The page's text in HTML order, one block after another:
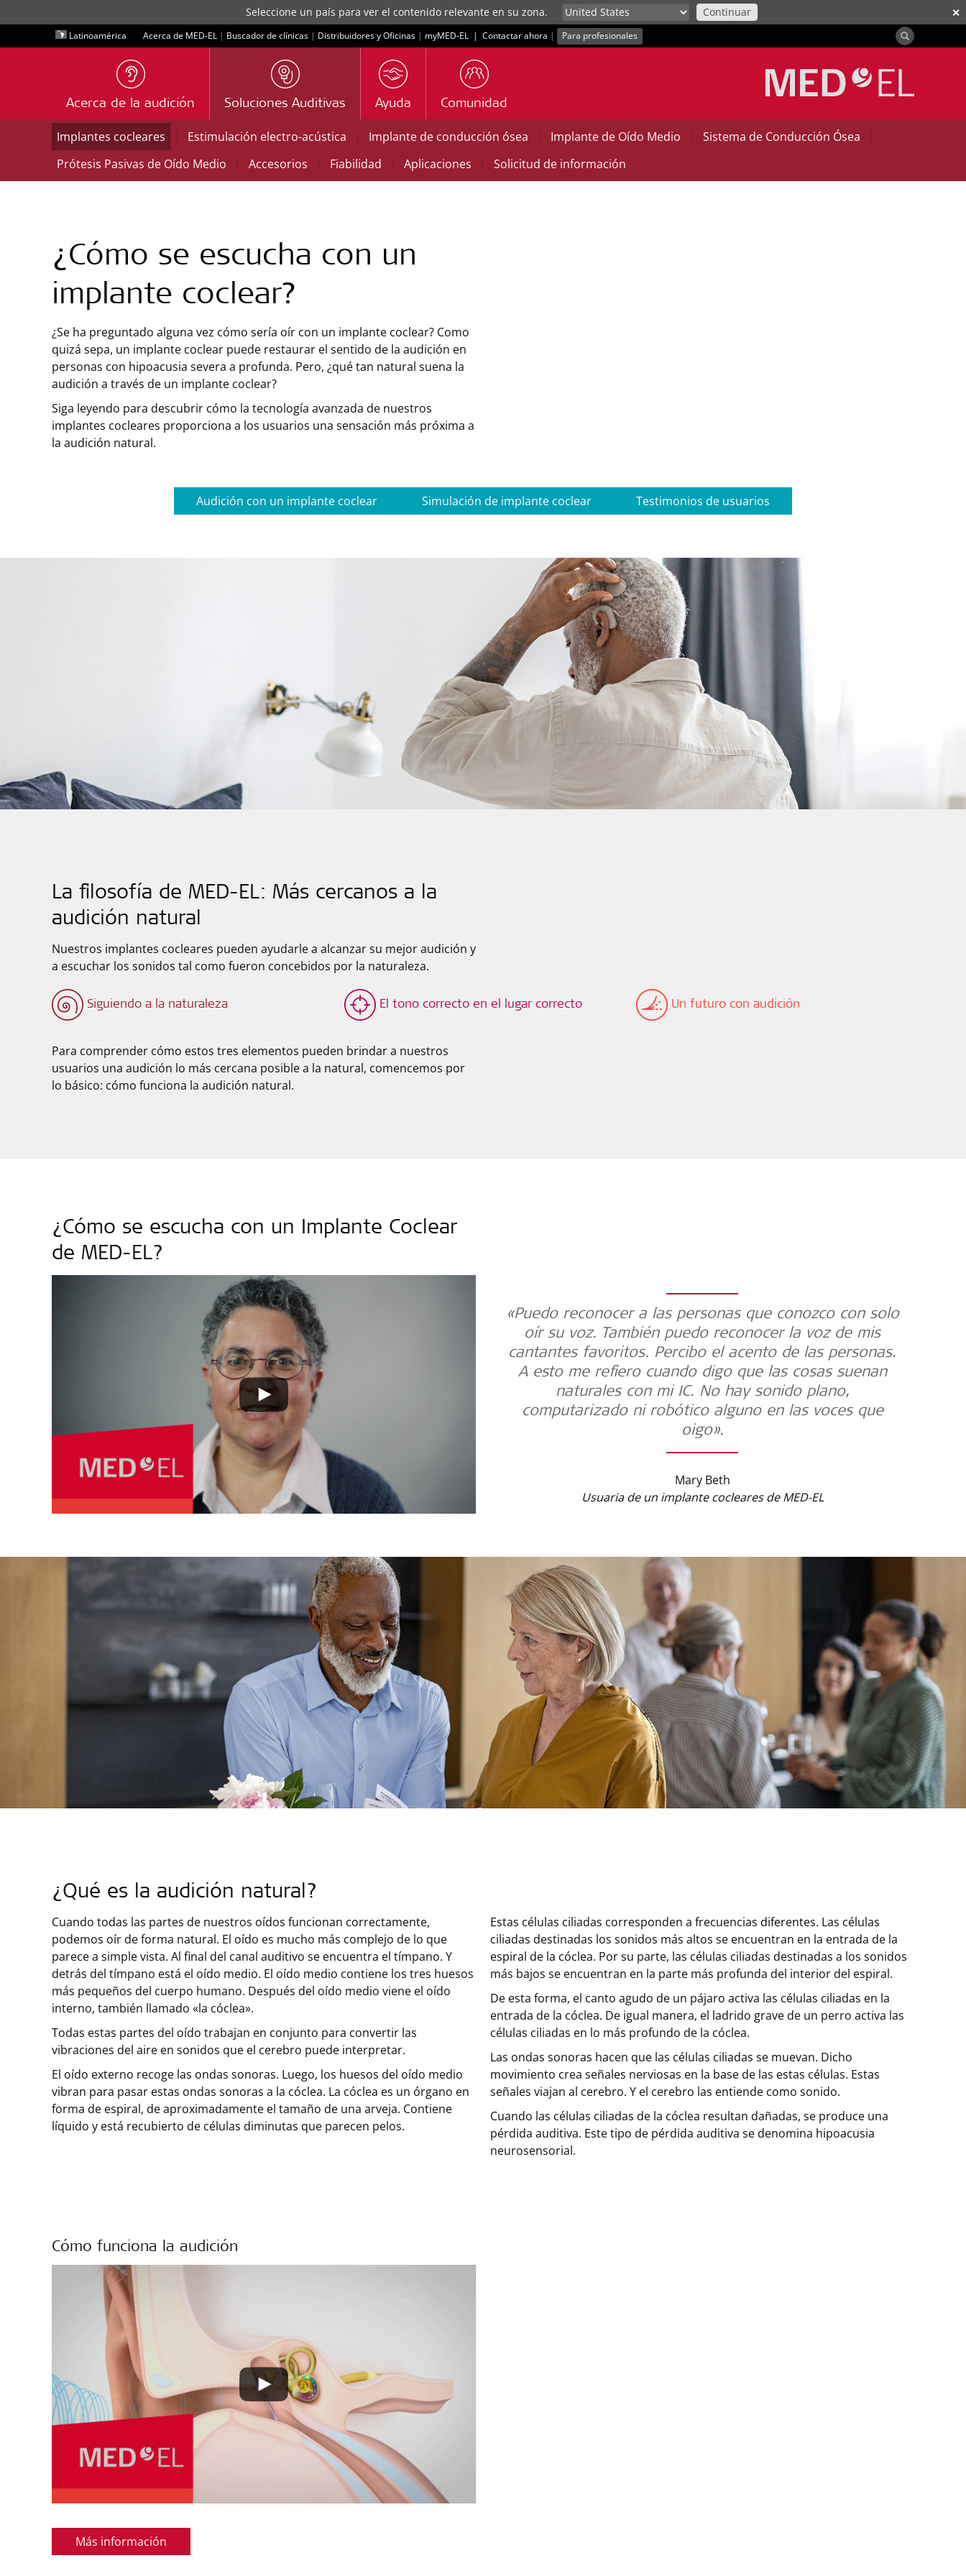
✕
Seleccione un país para ver el contenido relevante en su zona. Continuar
Latinoamérica Acerca de MED-EL | Buscador de clínicas | Distribuidores y Oficinas | myMED‑EL | Contactar ahora | Para profesionales
Acerca de la audición Soluciones Auditivas Ayuda Comunidad
Implantes cocleares | Estimulación electro-acústica | Implante de conducción ósea | Implante de Oído Medio | Sistema de Conducción Ósea
|
Prótesis Pasivas de Oído Medio
| Accesorios | Fiabilidad | Aplicaciones | Solicitud de información
¿Cómo se escucha con un
implante coclear?
¿Se ha preguntado alguna vez cómo sería oír con un implante coclear? Como
quizá sepa, un implante coclear puede restaurar el sentido de la audición en
personas con hipoacusia severa a profunda. Pero, ¿qué tan natural suena la
audición a través de un implante coclear?
Siga leyendo para descubrir cómo la tecnología avanzada de nuestros
implantes cocleares proporciona a los usuarios una sensación más próxima a
la audición natural.
Audición con un implante coclear Simulación de implante coclear Testimonios de usuarios
La filosofía de MED-EL: Más cercanos a la
audición natural
Nuestros implantes cocleares pueden ayudarle a alcanzar su mejor audición y
a escuchar los sonidos tal como fueron concebidos por la naturaleza.
Siguiendo a la naturaleza El tono correcto en el lugar correcto Un futuro con audición
Para comprender cómo estos tres elementos pueden brindar a nuestros
usuarios una audición lo más cercana posible a la natural, comencemos por
lo básico: cómo funciona la audición natural.
¿Cómo se escucha con un Implante Coclear
de MED-EL?
«Puedo reconocer a las personas que conozco con solo
oír su voz. También puedo reconocer la voz de mis
cantantes favoritos. Percibo el acento de las personas.
A esto me refiero cuando digo que las cosas suenan
naturales con mi IC. No hay sonido plano,
computarizado ni robótico alguno en las voces que
oigo».
Mary Beth
Usuaria de un implante cocleares de MED-EL
¿Qué es la audición natural?
Cuando todas las partes de nuestros oídos funcionan correctamente,
podemos oír de forma natural. El oído es mucho más complejo de lo que
parece a simple vista. Al final del canal auditivo se encuentra el tímpano. Y
detrás del tímpano está el oído medio. El oído medio contiene los tres huesos
más pequeños del cuerpo humano. Después del oído medio viene el oído
interno, también llamado «la cóclea».
Todas estas partes del oído trabajan en conjunto para convertir las
vibraciones del aire en sonidos que el cerebro puede interpretar.
El oído externo recoge las ondas sonoras. Luego, los huesos del oído medio
vibran para pasar estas ondas sonoras a la cóclea. La cóclea es un órgano en
forma de espiral, de aproximadamente el tamaño de una arveja. Contiene
líquido y está recubierto de células diminutas que parecen pelos.
Estas células ciliadas corresponden a frecuencias diferentes. Las células
ciliadas destinadas los sonidos más altos se encuentran en la entrada de la
espiral de la cóclea. Por su parte, las células ciliadas destinadas a los sonidos
más bajos se encuentran en la parte más profunda del interior del espiral.
De esta forma, el canto agudo de un pájaro activa las células ciliadas en la
entrada de la cóclea. De igual manera, el ladrido grave de un perro activa las
células ciliadas en lo más profundo de la cóclea.
Las ondas sonoras hacen que las células ciliadas se muevan. Dicho
movimiento crea señales nerviosas en la base de las estas células. Estas
señales viajan al cerebro. Y el cerebro las entiende como sonido.
Cuando las células ciliadas de la cóclea resultan dañadas, se produce una
pérdida auditiva. Este tipo de pérdida auditiva se denomina hipoacusia
neurosensorial.
Cómo funciona la audición
Más información